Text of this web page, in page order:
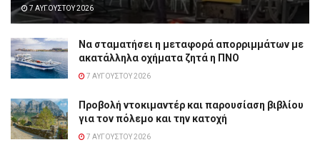
7 ΑΥΓΟΎΣΤΟΥ 2026
Να σταματήσει η μεταφορά απορριμμάτων με
ακατάλληλα οχήματα ζητά η ΠΝΟ
7 ΑΥΓΟΎΣΤΟΥ 2026
Προβολή ντοκιμαντέρ και παρουσίαση βιβλίου
για τον πόλεμο και την κατοχή
7 ΑΥΓΟΎΣΤΟΥ 2026